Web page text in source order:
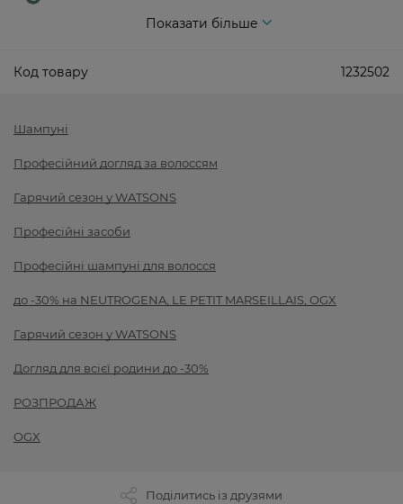
Показати більше
Код товару 1232502
Шампуні
Професійний догляд за волоссям
Гарячий сезон у WATSONS
Професійні засоби
Професійні шампуні для волосся
до -30% на NEUTROGENA, LE PETIT MARSEILLAIS, OGX
Гарячий сезон у WATSONS
Догляд для всієї родини до -30%
РОЗПРОДАЖ
OGX
Поділитись із друзями